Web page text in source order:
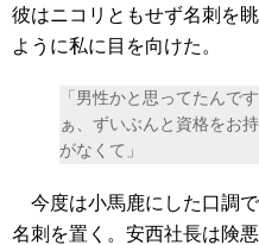
彼はニコリともせず名刺を
ように私に目を向けた。
「男性かと思ってたんで
ぁ、ずいぶんと資格をお
がなくて」
今度は小馬鹿にした口調
名刺を置く。安西社長は険